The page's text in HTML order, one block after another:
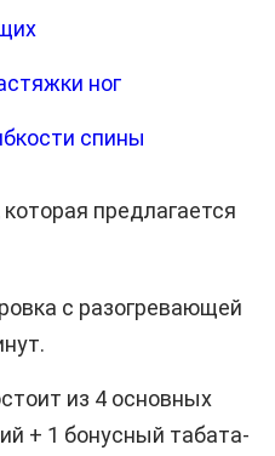
ног
спины
предлагается
с разогревающей
из 4 основных
+ 1 бонусный табата-